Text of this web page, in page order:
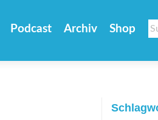
Podcast Archiv Shop